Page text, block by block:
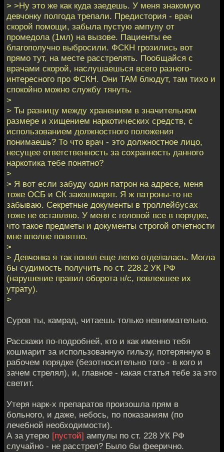
> >Ну это же как куда заедешь. У меня знакомую
девчонку полгода трепали. Предистория - врач
скорой помощи, забыла пустую ампулу от
промедола (1мл) на вызове. Пациенты ее
благополучно выбросили. ФСКН грозились вот
прямо тут, на месте расстрелять. Пообщайся с
врачами скорой, наслушаешься всего разного-
интересного про ФСКН. Они ТАМ блюдут, там тихо и
спокойно можно службу тянуть.
>
> Ты разницу между хранением в значительном
размере и хищением наркотических средств, с
использованием должностного положения
понимаешь? То что врач - это должностное лицо,
несущее ответственность за сохранность данного
наркотика тебе понятно?
>
> Я вот если забуду один патрон на адресе, меня
тоже ОСБ и СК закошмарят. Я ж патроны-то не
забываю. Секретные документы в троллейбусах
тоже не оставляю. У меня с головой все в порядке,
что такое предметы и документы строгой отчетности
мне вполне понятно.
>
> Девчонка я так понял еще легко отделалась. Могла
бы судимость получить по ст. 228.2 УК РФ
(нарушение правил оборота н/с, повлекшее их
утрату).
>
Суров ты, камрад, читаешь только невнимательно.
Расскажи по-подробней, кто и как именно тебя
кошмарит за использованную гильзу, потерянную в
рабочем порядке (безотносительно того - в кого и
зачем стрелял), и, главное - какая статья тебе за это
светит.
Утеря нарк-х препаратов произошла прям в
больного, и даже, небось, по показаниям (по
лечебной необходимости).
А за утерю [пустой] ампулы по ст. 228 УК РФ
случайно - не расстрел? Было бы феерично.